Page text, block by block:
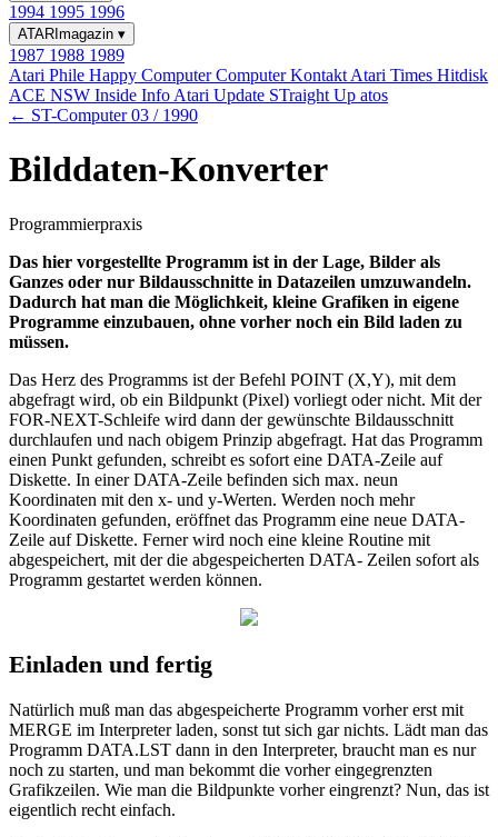
1994 1995 1996
ATARImagazin ▾
1987 1988 1989
Atari Phile Happy ComputerComputer Kontakt Atari Times Hitdisk
ACE NSW Inside Info Atari Update STraight Up atos
← ST-Computer 03 / 1990
Bilddaten-Konverter
Programmierpraxis
Das hier vorgestellte Programm ist in der Lage, Bilder als
Ganzes oder nur Bildausschnitte in Datazeilen umzuwandeln.
Dadurch hat man die Möglichkeit, kleine Grafiken in eigene
Programme einzubauen, ohne vorher noch ein Bild laden zu
müssen.
Das Herz des Programms ist der Befehl POINT (X,Y), mit dem
abgefragt wird, ob ein Bildpunkt (Pixel) vorliegt oder nicht. Mit der
FOR-NEXT-Schleife wird dann der gewünschte Bildausschnitt
durchlaufen und nach obigem Prinzip abgefragt. Hat das Programm
einen Punkt gefunden, schreibt es sofort eine DATA-Zeile auf
Diskette. In einer DATA-Zeile befinden sich max. neun
Koordinaten mit den x- und y-Werten. Werden noch mehr
Koordinaten gefunden, eröffnet das Programm eine neue DATA-
Zeile auf Diskette. Ferner wird noch eine kleine Routine mit
abgespeichert, mit der die abgespeicherten DATA- Zeilen sofort als
Programm gestartet werden können.
Einladen und fertig
Natürlich muß man das abgespeicherte Programm vorher erst mit
MERGE im Interpreter laden, sonst tut sich gar nichts. Lädt man das
Programm DATA.LST dann in den Interpreter, braucht man es nur
noch zu starten, und man bekommt die vorher eingegrenzten
Grafikzeilen. Wie man die Bildpunkte vorher eingrenzt? Nun, das ist
eigentlich recht einfach.